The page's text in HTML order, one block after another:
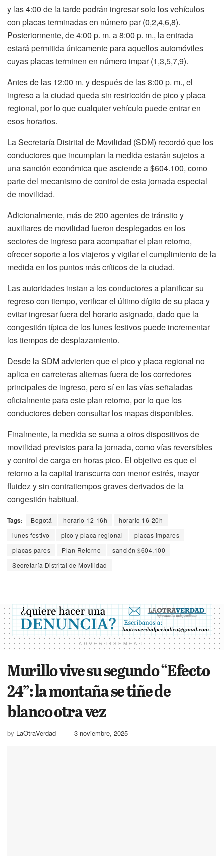
y las 4:00 de la tarde podrán ingresar solo los vehículos
con placas terminadas en número par (0,2,4,6,8).
Posteriormente, de 4:00 p. m. a 8:00 p. m., la entrada
estará permitida únicamente para aquellos automóviles
cuyas placas terminen en número impar (1,3,5,7,9).
Antes de las 12:00 m. y después de las 8:00 p. m., el
ingreso a la ciudad queda sin restricción de pico y placa
regional, por lo que cualquier vehículo puede entrar en
esos horarios.
La Secretaría Distrital de Movilidad (SDM) recordó que los
conductores que incumplan la medida estarán sujetos a
una sanción económica que asciende a $604.100, como
parte del mecanismo de control de esta jornada especial
de movilidad.
Adicionalmente, más de 200 agentes de tránsito y
auxiliares de movilidad fueron desplegados en los
sectores de ingreso para acompañar el plan retorno,
ofrecer soporte a los viajeros y vigilar el cumplimiento de la
medida en los puntos más críticos de la ciudad.
Las autoridades instan a los conductores a planificar su
regreso con tiempo, verificar el último dígito de su placa y
evitar ingresar fuera del horario asignado, dado que la
congestión típica de los lunes festivos puede incrementar
los tiempos de desplazamiento.
Desde la SDM advierten que el pico y placa regional no
aplica en carreteras alternas fuera de los corredores
principales de ingreso, pero sí en las vías señaladas
oficialmente para este plan retorno, por lo que los
conductores deben consultar los mapas disponibles.
Finalmente, la medida se suma a otros dispositivos de
movilidad previstos para la jornada, como vías reversibles
y control de carga en horas pico. El objetivo es que el
retorno a la capital transcurra con menor estrés, mayor
fluidez y sin contratiempos graves derivados de la
congestión habitual.
Tags: Bogotá horario 12-16h
horario 16-20h
lunes festivo
pico y placa regional
placas impares
placas pares
Plan Retorno
sanción $604.100
Secretaría Distrital de Movilidad
ADVERTISEMENT
Murillo vive su segundo “Efecto
24”: la montaña se tiñe de
blanco otra vez
by LaOtraVerdad 3 noviembre, 2025